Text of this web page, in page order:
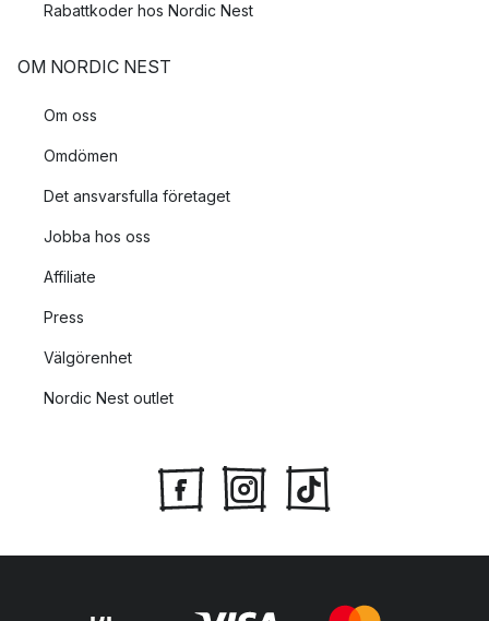
Rabattkoder hos Nordic Nest
OM NORDIC NEST
Om oss
Omdömen
Det ansvarsfulla företaget
Jobba hos oss
Affiliate
Press
Välgörenhet
Nordic Nest outlet